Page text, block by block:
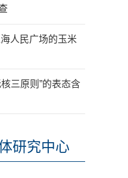
人民广场的玉米
三原则”的表态含
研究中心